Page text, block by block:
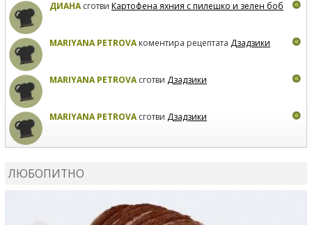
ДИАНАсготви Картофена яхния с пилешко и зелен боб
MARIYANA PETROVAкоментира рецептата Дзадзики
MARIYANA PETROVAсготви Дзадзики
MARIYANA PETROVAсготви Дзадзики
ЛЮБОПИТНО